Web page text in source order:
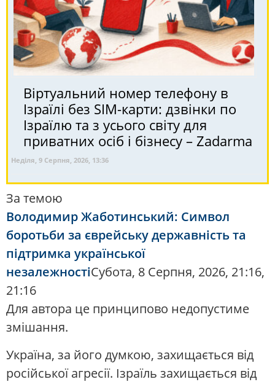
Віртуальний номер телефону в
Ізраїлі без SIM-карти: дзвінки по
Ізраїлю та з усього світу для
приватних осіб і бізнесу – Zadarma
Неділя, 9 Серпня, 2026, 13:36
За темою
Володимир Жаботинський: Символ
боротьби за єврейську державність та
підтримка української
незалежностіСубота, 8 Серпня, 2026, 21:16,
21:16
Для автора це принципово недопустиме
змішання.
Україна, за його думкою, захищається від
російської агресії. Ізраїль захищається від